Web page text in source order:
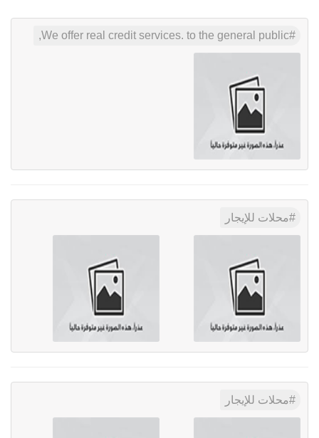
We offer real credit services. to the general public,
محلات للإيجار
محلات للإيجار